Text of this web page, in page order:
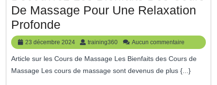
De Massage Pour Une Relaxation
Profonde
Les
Bienfaits
Des
23 décembre 2024
23
décembre
2024
training360 training360
Aucun commentaire
Article sur les Cours de Massage Les Bienfaits des Cours de
Massage Les cours de massage sont devenus de plus {...}